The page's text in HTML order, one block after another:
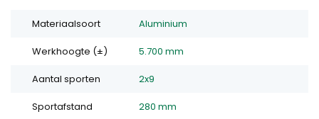
Materiaalsoort Aluminium
Werkhoogte (±) 5.700 mm
Aantal sporten 2x9
Sportafstand 280 mm